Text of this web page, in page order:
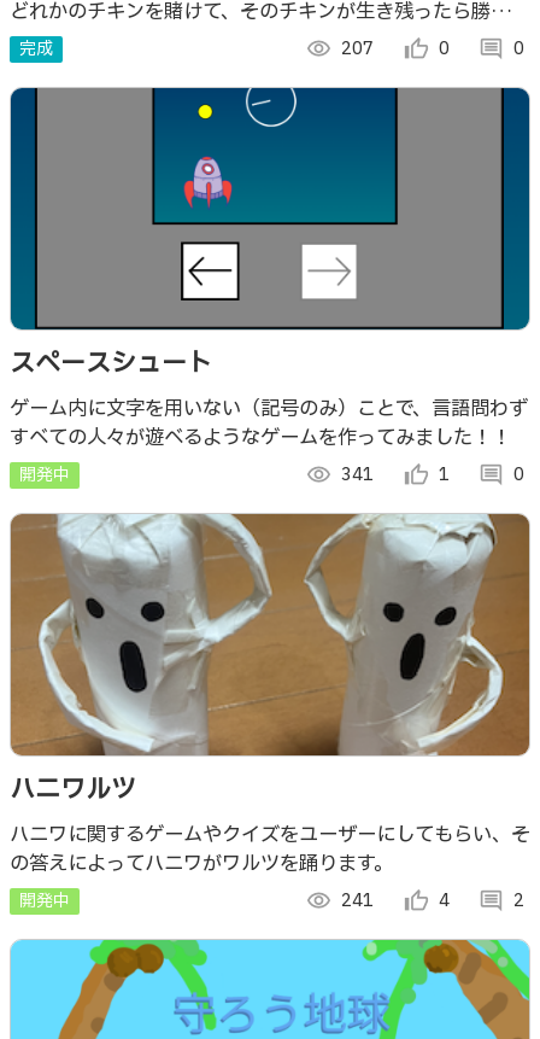
どれかのチキンを賭けて、そのチキンが生き残ったら勝ち。
勝ったらチキンコインという通貨がもらえます。 そのコイ
ンでアップグレードなどが可能です。
完成 visibility 207 thumb_up_alt 0 comment 0
スペースシュート
ゲーム内に文字を用いない（記号のみ）ことで、言語問わず
すべての人々が遊べるようなゲームを作ってみました！！
開発中 visibility 341 thumb_up_alt 1 comment 0
ハニワルツ
ハニワに関するゲームやクイズをユーザーにしてもらい、そ
の答えによってハニワがワルツを踊ります。
開発中 visibility 241 thumb_up_alt 4 comment 2